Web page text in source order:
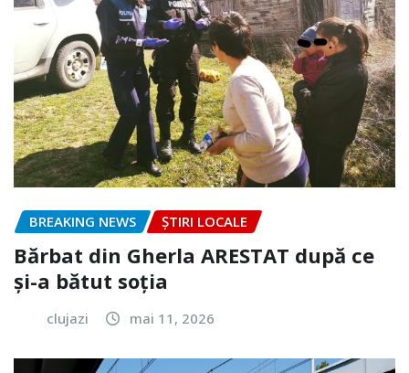
BREAKING NEWS ȘTIRI LOCALE
Bărbat din Gherla ARESTAT după ce
și-a bătut soția
clujazi mai 11, 2026